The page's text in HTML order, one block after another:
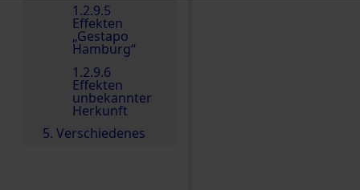
1.2.9.5
Effekten
„Gestapo
Hamburg“
1.2.9.6
Effekten
unbekannter
Herkunft
5. Verschiedenes